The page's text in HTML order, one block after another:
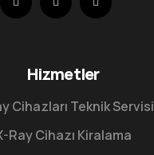
Hizmetler
Cihazları Teknik Servisi
Ray Cihazı Kiralama